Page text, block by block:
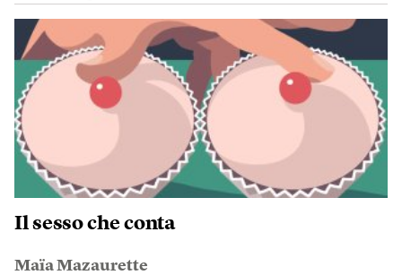
Il sesso che conta
Maïa Mazaurette